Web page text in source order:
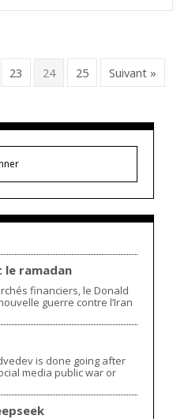
23 24 25 Suivant »
le ramadan
financiers, le Donald
guerre contre l’Iran
is done going after
media public war or